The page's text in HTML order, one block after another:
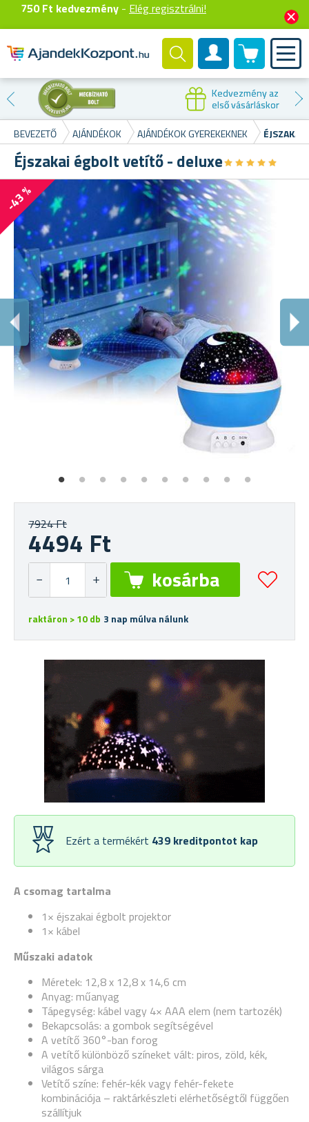
750 Ft kedvezmény - Elég regisztrálni!
Felhasználók fiók
0 termék
Kedvezmény az
első vásárláskor
BEVEZETŐ AJÁNDÉKOK AJÁNDÉKOK GYEREKEKNEK ÉJSZAKAI
Éjszakai égbolt vetítő - deluxe★★★★★
★★★★★
-43 %
A csomag tartalma
1× éjszakai égbolt projektor
1× kábel
Műszaki adatok
Méretek: 12,8 x 12,8 x 14,6 cm
Anyag: műanyag
Tápegység: kábel vagy 4× AAA elem (nem tartozék)
Bekapcsolás: a gombok segítségével
A vetítő 360°-ban forog
A vetítő különböző színeket vált: piros, zöld, kék,
világos sárga
Vetítő színe: fehér-kék vagy fehér-fekete
kombinációja – raktárkészleti elérhetőségtől függően
szállítjuk
7924 Ft
4494 Ft
raktáron > 10 db 3 nap múlva nálunk
Ezért a termékért 439 kreditpontot kap